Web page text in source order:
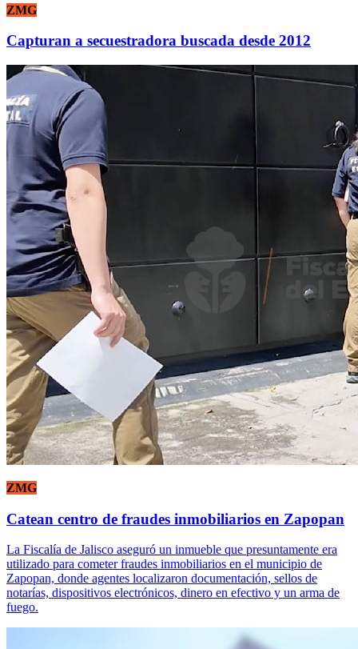
ZMG
Capturan a secuestradora buscada desde 2012
ZMG
Catean centro de fraudes inmobiliarios en Zapopan
La Fiscalía de Jalisco aseguró un inmueble que presuntamente era
utilizado para cometer fraudes inmobiliarios en el municipio de
Zapopan, donde agentes localizaron documentación, sellos de
notarías, dispositivos electrónicos, dinero en efectivo y un arma de
fuego.